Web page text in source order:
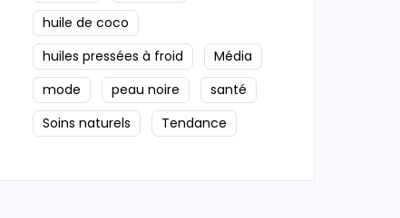
huile de coco
huiles pressées à froid
Média
mode
peau noire
santé
Soins naturels
Tendance